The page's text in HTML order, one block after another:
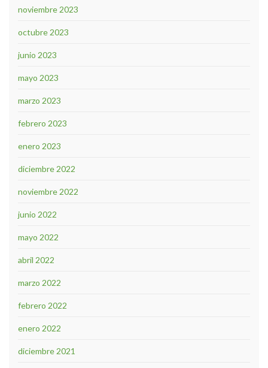
noviembre 2023
octubre 2023
junio 2023
mayo 2023
marzo 2023
febrero 2023
enero 2023
diciembre 2022
noviembre 2022
junio 2022
mayo 2022
abril 2022
marzo 2022
febrero 2022
enero 2022
diciembre 2021